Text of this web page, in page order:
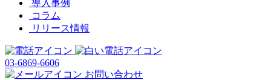
導入事例
コラム
リリース情報
03-6869-6606
お問い合わせ